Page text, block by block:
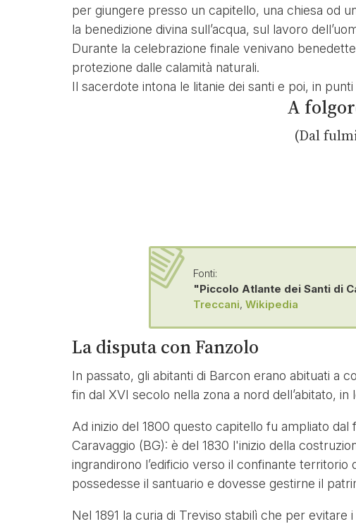
per giungere presso un capitello, una chiesa od
la benedizione divina sull’acqua, sul lavoro
Durante la celebrazione finale venivano
protezione dalle calamità naturali.
Il sacerdote intona le litanie dei santi e poi, in
A
(Dal
Fonti:
"Piccolo Atlante dei Santi di
Treccani, Wikipedia
La disputa con Fanzolo
In passato, gli abitanti di Barcon erano abituati a
fin dal XVI secolo nella zona a nord dell’abitato, in
Ad inizio del 1800 questo capitello fu ampliato
Caravaggio (BG): è del 1830 l'inizio della
ingrandirono l’edificio verso il confinante
possedesse il santuario e dovesse gestirne il
Nel 1891 la curia di Treviso stabilì che per